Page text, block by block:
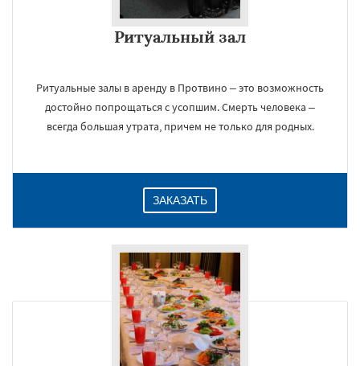
Ритуальный зал
Ритуальные залы в аренду в Протвино – это возможность
достойно попрощаться с усопшим. Смерть человека –
всегда большая утрата, причем не только для родных.
ЗАКАЗАТЬ